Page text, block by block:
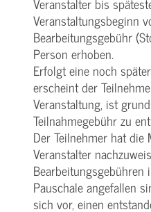
Veranstaltungsbeginn
Bearbeitungsgebühr
Person erhoben.
Erfolgt eine noch
erscheint der
Veranstaltung, ist
Teilnahmegebühr zu
Der Teilnehmer hat die
Veranstalter
Pauschale angefallen
sich vor, einen